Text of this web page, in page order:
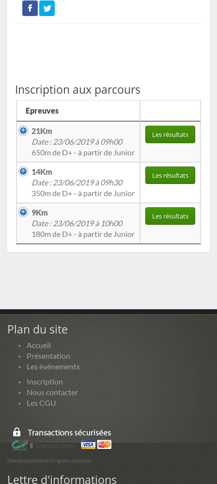
Inscription aux parcours
Epreuves
21Km
Date : 23/06/2019 à 09h00
650m de D+ - à partir de Junior
Les résultats
14Km
Date : 23/06/2019 à 09h30
350m de D+ - à partir de Junior
Les résultats
9Km
Date : 23/06/2019 à 10h00
180m de D+ - à partir de Junior
Les résultats
Plan du site
Accueil
Présentation
Les événements
Inscription
Nous contacter
Les CGU
Développement Origami solution
Lettre d'informations